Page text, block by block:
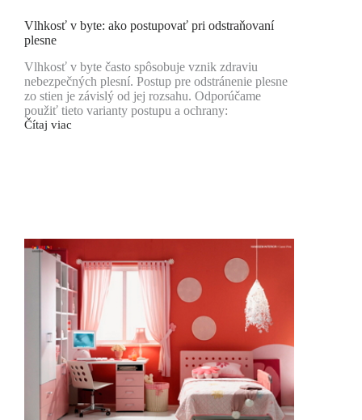
Vlhkosť v byte: ako postupovať pri odstraňovaní
plesne
Vlhkosť v byte často spôsobuje vznik zdraviu
nebezpečných plesní. Postup pre odstránenie plesne
zo stien je závislý od jej rozsahu. Odporúčame
použiť tieto varianty postupu a ochrany:
Čítaj viac